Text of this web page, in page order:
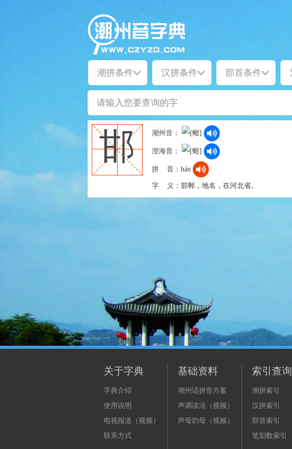
邯 潮州音：
澄海音：
拼 音： hán
字 义： 邯郸，地名，在河北省。
关于字典
字典介绍
使用说明
电视报道（视频）
联系方式
基础资料
潮州话拼音方案
声调读法（视频）
声母韵母（视频）
索引查询
潮拼索引
汉拼索引
部首索引
笔划数索引